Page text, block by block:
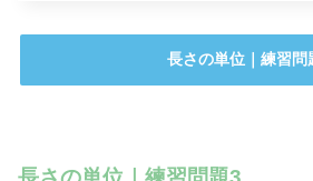
長さの単位｜練習問